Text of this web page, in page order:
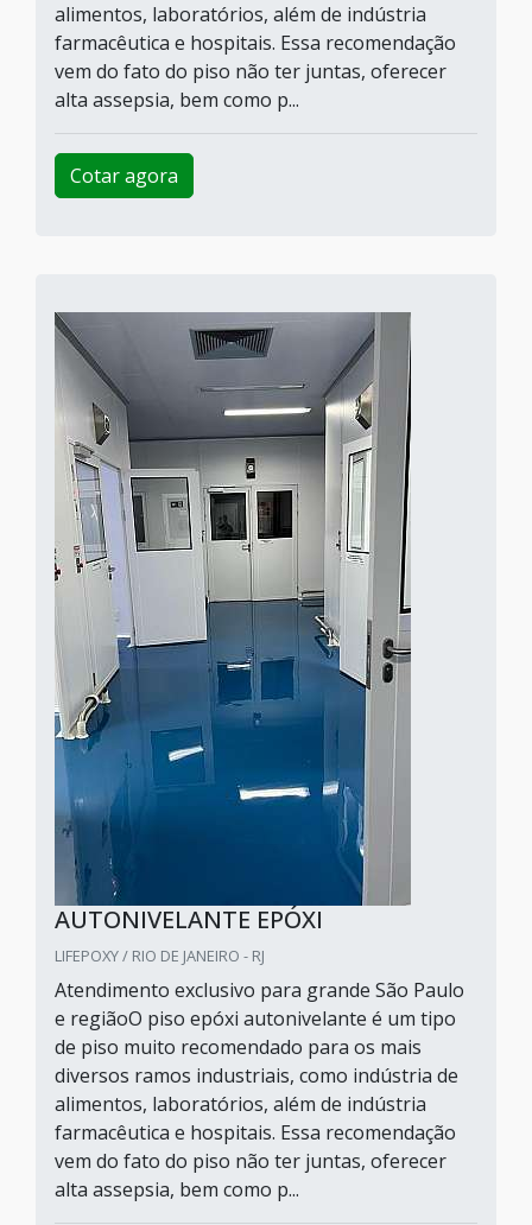
alimentos, laboratórios, além de indústria
farmacêutica e hospitais. Essa recomendação
vem do fato do piso não ter juntas, oferecer
alta assepsia, bem como p...
Cotar agora
AUTONIVELANTE EPÓXI
LIFEPOXY / RIO DE JANEIRO - RJ
Atendimento exclusivo para grande São Paulo
e regiãoO piso epóxi autonivelante é um tipo
de piso muito recomendado para os mais
diversos ramos industriais, como indústria de
alimentos, laboratórios, além de indústria
farmacêutica e hospitais. Essa recomendação
vem do fato do piso não ter juntas, oferecer
alta assepsia, bem como p...